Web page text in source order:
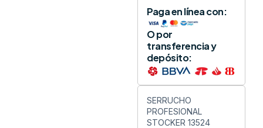
Paga en línea con:
O por
transferencia y
depósito:
SERRUCHO
PROFESIONAL
STOCKER 13524